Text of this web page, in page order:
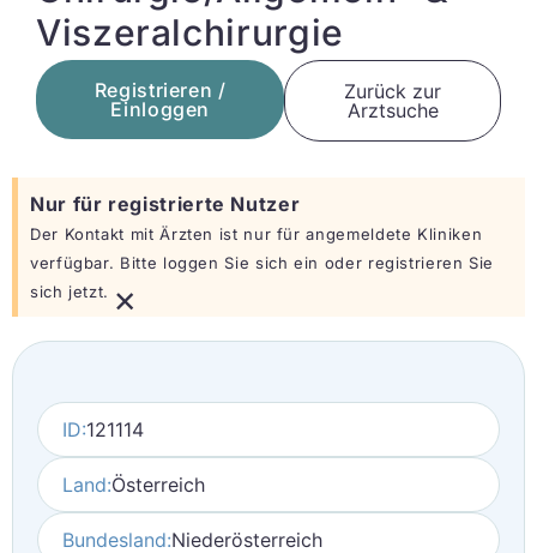
Viszeralchirurgie
Registrieren /
Einloggen
Zurück zur
Arztsuche
Nur für registrierte Nutzer
Der Kontakt mit Ärzten ist nur für angemeldete Kliniken
verfügbar. Bitte loggen Sie sich ein oder registrieren Sie
sich jetzt. ×
ID:121114
Land:Österreich
Bundesland:Niederösterreich